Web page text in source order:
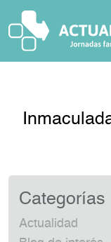
content
Categorías
Actualidad